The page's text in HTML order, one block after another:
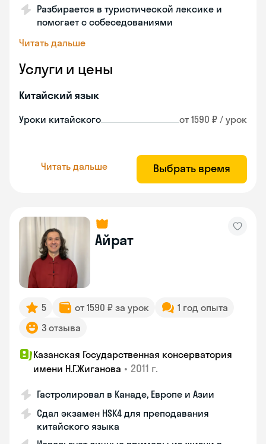
Разбирается в туристической лексике и
помогает с собеседованиями
Читать дальше
Услуги и цены
Китайский язык
Уроки китайского от 1590 ₽ / урок
Читать дальше Выбрать время
Айрат
5 от 1590 ₽ за урок
1 год опыта
3 отзыва
Казанская Государственная консерватория
имени Н.Г.Жиганова • 2011 г.
Гастролировал в Канаде, Европе и Азии
Сдал экзамен HSK4 для преподавания
китайского языка